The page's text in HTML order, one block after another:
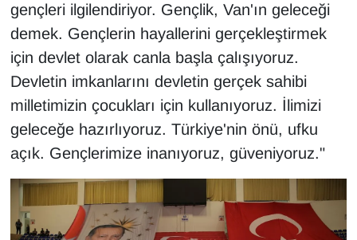
gençleri ilgilendiriyor. Gençlik, Van'ın geleceği
demek. Gençlerin hayallerini gerçekleştirmek
için devlet olarak canla başla çalışıyoruz.
Devletin imkanlarını devletin gerçek sahibi
milletimizin çocukları için kullanıyoruz. İlimizi
geleceğe hazırlıyoruz. Türkiye'nin önü, ufku
açık. Gençlerimize inanıyoruz, güveniyoruz."
Resmi İlanlar
RÖPORTAJ
SAĞLIK
Seri İlan
Sinema - TV
SİYASET